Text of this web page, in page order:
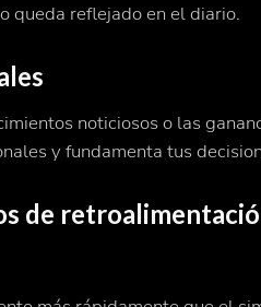
queda reflejado en el diario.
noticiosos o las
y fundamenta tus
de